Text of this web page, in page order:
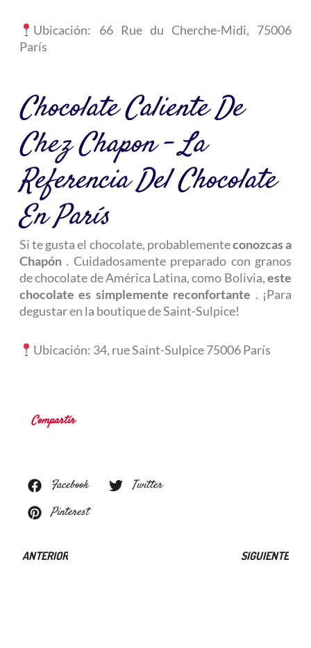
Ubicación: 66 Rue du Cherche-Midi, 75006
París
Chocolate Caliente De
Chez Chapon – La
Referencia Del Chocolate
En París
Si te gusta el chocolate, probablementeconozcas a
Chapón. Cuidadosamente preparado con granos
de chocolate de América Latina, como Bolivia,este
chocolate es simplemente reconfortante . ¡Para
degustar en la boutique de Saint-Sulpice!
Ubicación: 34, rue Saint-Sulpice 75006 París
Compartir
Facebook
Twitter
Pinterest
ANTERIOR SIGUIENTE